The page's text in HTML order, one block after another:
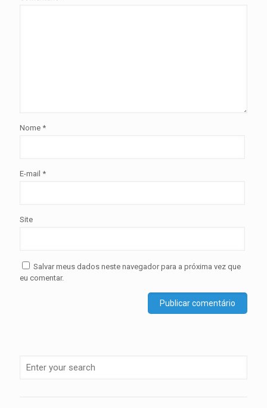
Nome *
E-mail *
Site
Salvar meus dados neste navegador para a próxima vez que
eu comentar.